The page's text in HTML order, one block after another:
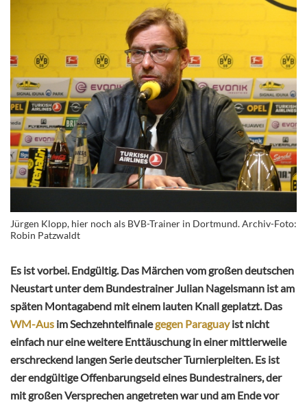
Jürgen Klopp, hier noch als BVB-Trainer in Dortmund. Archiv-Foto:
Robin Patzwaldt
Es ist vorbei. Endgültig. Das Märchen vom großen deutschen
Neustart unter dem Bundestrainer Julian Nagelsmann ist am
späten Montagabend mit einem lauten Knall geplatzt. Das
WM-Aus im Sechzehntelfinalegegen Paraguayist nicht
einfach nur eine weitere Enttäuschung in einer mittlerweile
erschreckend langen Serie deutscher Turnierpleiten. Es ist
der endgültige Offenbarungseid eines Bundestrainers, der
mit großen Versprechen angetreten war und am Ende vor